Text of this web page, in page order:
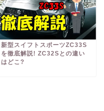
新型スイフトスポーツZC33S
を徹底解説! ZC32Sとの違い
はどこ?